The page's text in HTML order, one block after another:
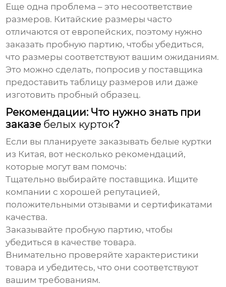
Еще одна проблема – это несоответствие
размеров. Китайские размеры часто
отличаются от европейских, поэтому нужно
заказать пробную партию, чтобы убедиться,
что размеры соответствуют вашим ожиданиям.
Это можно сделать, попросив у поставщика
предоставить таблицу размеров или даже
изготовить пробный образец.
Рекомендации: Что нужно знать при
заказе белых курток?
Если вы планируете заказывать белые куртки
из Китая, вот несколько рекомендаций,
которые могут вам помочь:
Тщательно выбирайте поставщика. Ищите
компании с хорошей репутацией,
положительными отзывами и сертификатами
качества.
Заказывайте пробную партию, чтобы
убедиться в качестве товара.
Внимательно проверяйте характеристики
товара и убедитесь, что они соответствуют
вашим требованиям.